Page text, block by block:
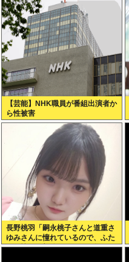
【芸能】NHK職員が番組出演者か
ら性被害
長野桃羽「嗣永桃子さんと道重さ
ゆみさんに憧れているので、ふた
りの憧れの部分をぎゅっと集めた